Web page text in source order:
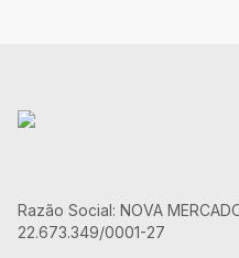
Razão Social: NOVA
22.673.349/0001-27